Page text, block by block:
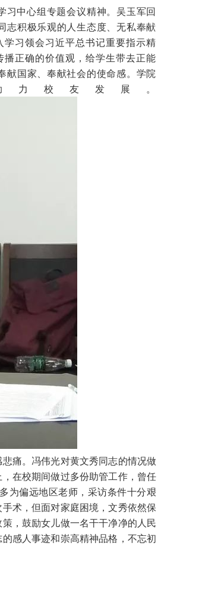
习中心组专题会议精神。吴玉军回
志积极乐观的人生态度、无私奉献
习领会习近平总书记重要指示精
正确的价值观，给学生带去正能
献国家、奉献社会的使命感。学院
校友发展。
痛。冯伟光对黄文秀同志的情况做
在校期间做过多份助管工作，曾任
为偏远地区老师，采访条件十分艰
术，但面对家庭困境，文秀依然保
，鼓励女儿做一名干干净净的人民
感人事迹和崇高精神品格，不忘初